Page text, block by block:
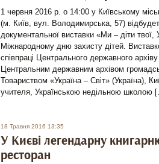
1 червня 2016 р. о 14:00 у Київському
(м. Київ, вул. Володимирська, 57)
документальної виставки «Ми – діти твої,
Міжнародному дню захисту дітей.
співпраці Центрального державного архіву
Центральним державним архівом
Товариством «Україна – Світ» (Україна),
учителя, Українською недільною школою
18 Травня 2016 13:35
У Києві легендарну
ресторан